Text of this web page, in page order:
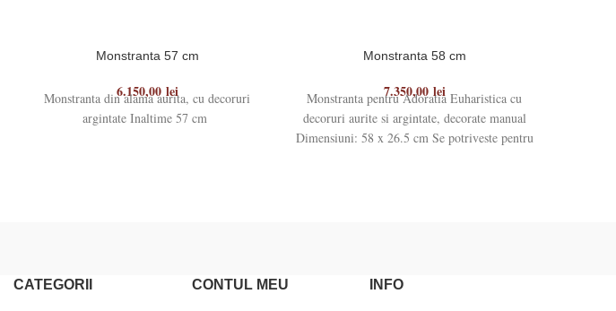
Monstranta 57 cm
6.150,00 lei
Monstranta din alama aurita, cu decoruri
argintate Inaltime 57 cm
Monstranta 58 cm
7.350,00 lei
Monstranta pentru Adoratia Euharistica cu
decoruri aurite si argintate, decorate manual
Dimensiuni: 58 x 26.5 cm Se potriveste pentru
CATEGORII CONTUL MEU INFO